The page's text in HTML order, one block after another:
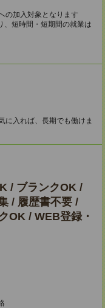
の加入対象となります
短時間・短期間の就業は
入れば、長期でも働けま
/ ブランクOK /
/ 履歴書不要 /
OK / WEB登録・